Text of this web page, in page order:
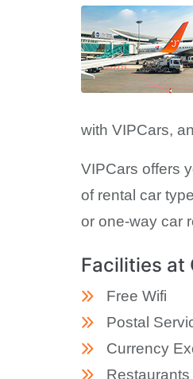
with VIPCars,
VIPCars offers
of rental car
or one-way car
Facilities at
Free Wifi
Postal
Currency